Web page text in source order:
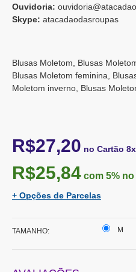
Ouvidoria:
Skype: atacadaodasroupas
Blusas Moletom, Blusas
Blusas Moletom feminina,
Moletom inverno, Blusas
R$27,20 no Cartão
R$25,84 com 5% no
+ Opções de Parcelas
TAMANHO: M